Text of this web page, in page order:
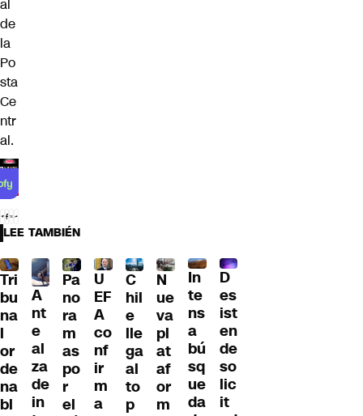
al
de
la
Po
sta
Ce
ntr
al.
LEE TAMBIÉN
Tri
bu
na
l
or
de
na
bl
A
nt
e
al
za
de
in
Pa
no
ra
m
as
po
r
el
U
EF
A
co
nf
ir
m
a
C
hil
e
lle
ga
al
to
p
N
ue
va
pl
at
af
or
m
In
te
ns
a
bú
sq
ue
da
D
es
ist
en
de
so
lic
it